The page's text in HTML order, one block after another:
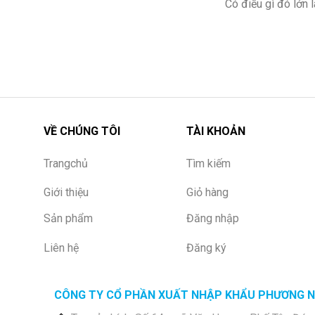
Có điều gì đó lớn
VỀ CHÚNG TÔI
Trangchủ
Giới thiệu
Sản phẩm
Liên hệ
TÀI KHOẢN
Tìm kiếm
Giỏ hàng
Đăng nhập
Đăng ký
CÔNG TY CỔ PHẦN XUẤT NHẬP KHẨU PHƯƠNG